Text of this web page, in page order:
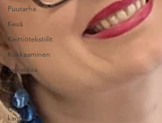
Puutarha
Kesä
Keittiötekstiilit
Kokkaaminen
Lahjaidea
Black
Friday
Otan
kantaa